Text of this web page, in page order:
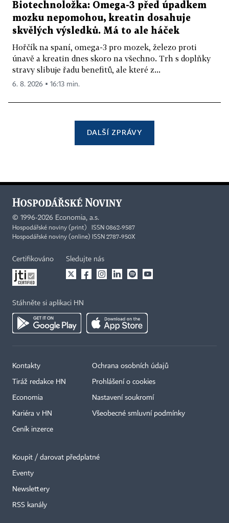
Biotechnoložka: Omega-3 před úpadkem
mozku nepomohou, kreatin dosahuje
skvělých výsledků. Má to ale háček
Hořčík na spaní, omega-3 pro mozek, železo proti
únavě a kreatin dnes skoro na všechno. Trh s doplňky
stravy slibuje řadu benefitů, ale které z...
6. 8. 2026 ▪ 16:13 min.
DALŠÍ ZPRÁVY
© 1996-2026 Economia, a.s.
Hospodářské noviny (print) ISSN 0862-9587
Hospodářské noviny (online) ISSN 2787-950X
Certifikováno Sledujte nás
Stáhněte si aplikaci HN
Kontakty
Tiráž redakce HN
Economia
Kariéra v HN
Ceník inzerce
Ochrana osobních údajů
Prohlášení o cookies
Nastavení soukromí
Všeobecné smluvní podmínky
Koupit / darovat předplatné
Eventy
Newslettery
RSS kanály